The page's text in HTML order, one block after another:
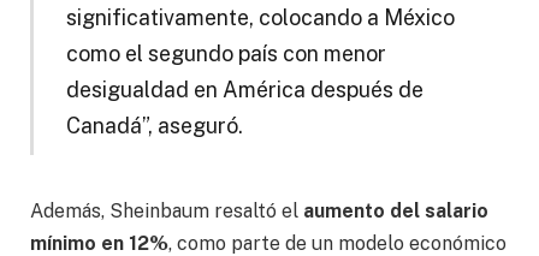
significativamente, colocando a México
como el segundo país con menor
desigualdad en América después de
Canadá”, aseguró.
Además, Sheinbaum resaltó el aumento del salario
mínimo en 12%, como parte de un modelo económico